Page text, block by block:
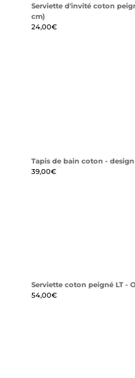
Serviette d'invité coton
cm)
24,00€
Tapis de bain coton -
39,00€
Serviette coton peigné LT -
54,00€